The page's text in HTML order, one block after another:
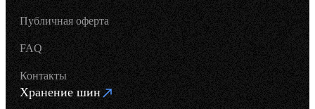
Публичная оферта
FAQ
Контакты
Хранение шин